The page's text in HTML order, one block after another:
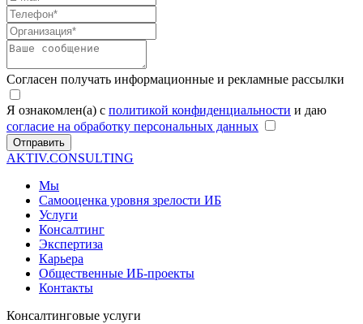
Согласен получать информационные и рекламные рассылки
Я ознакомлен(а) с политикой конфиденциальности и даю
согласие на обработку персональных данных
Отправить
AKTIV.CONSULTING
Мы
Самооценка уровня зрелости ИБ
Услуги
Консалтинг
Экспертиза
Карьера
Общественные ИБ-проекты
Контакты
Консалтинговые услуги